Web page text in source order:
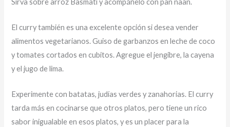
El curry también es una excelente opción si desea vender
alimentos vegetarianos. Guiso de garbanzos en leche de coco
y tomates cortados en cubitos. Agregue el jengibre, la cayena
y el jugo de lima.
Experimente con batatas, judías verdes y zanahorias. El curry
tarda más en cocinarse que otros platos, pero tiene un rico
sabor inigualable en esos platos, y es un placer para la